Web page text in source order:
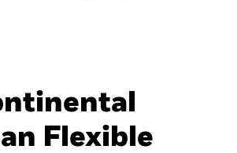
Flexible